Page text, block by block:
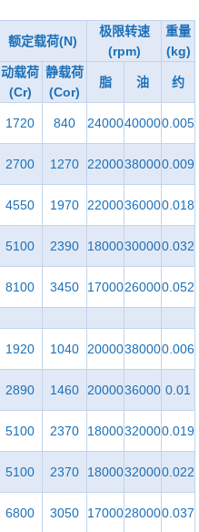
额定载荷(N)
极限转速
(rpm)
重量
(kg)
动载荷
(Cr)
静载荷
(Cor)
脂 油 约
1720 840 24000400000.005
2700 1270 22000380000.009
4550 1970 22000360000.018
5100 2390 18000300000.032
8100 3450 17000260000.052
1920 1040 20000380000.006
2890 1460 2000036000 0.01
5100 2370 18000320000.019
5100 2370 18000320000.022
6800 3050 17000280000.037